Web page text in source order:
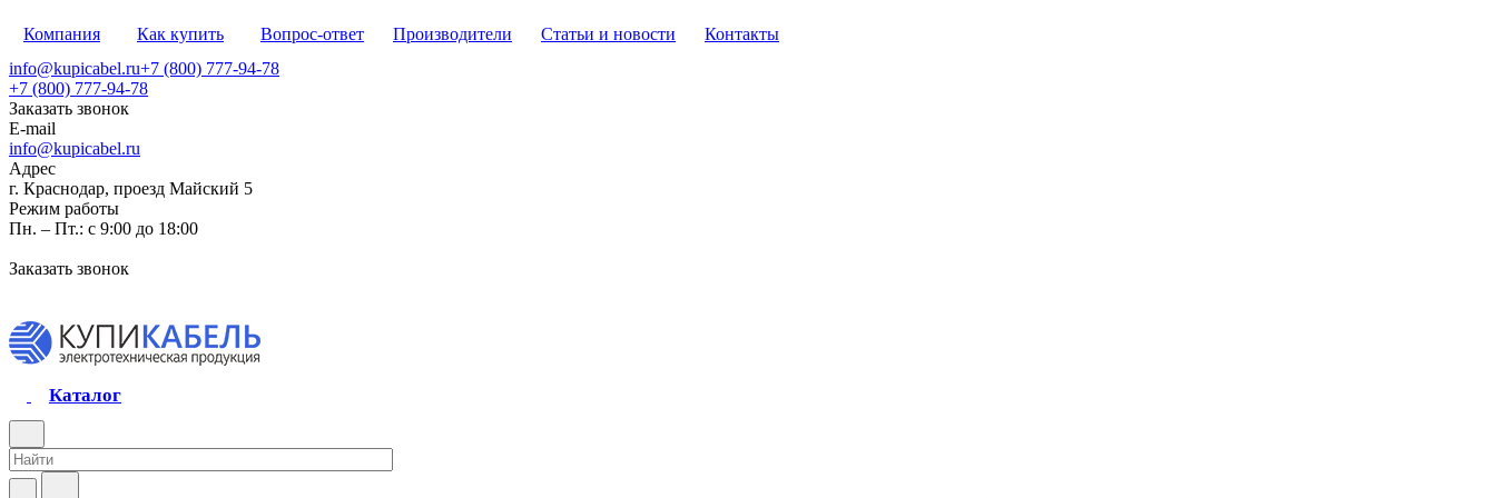
Компания Как купить Вопрос-ответ Производители Статьи и новости
Контакты
info@kupicabel.ru+7 (800) 777-94-78
+7 (800) 777-94-78
Заказать звонок
E-mail
info@kupicabel.ru
Адрес
г. Краснодар, проезд Майский 5
Режим работы
Пн. – Пт.: с 9:00 до 18:00
Заказать звонок
Каталог